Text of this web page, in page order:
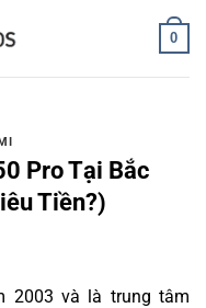
0
Pro Tại Bắc
Tiền?)
2003 và là trung tâm